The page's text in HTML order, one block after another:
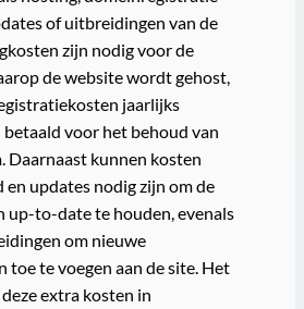
of uitbreidingen van de
zijn nodig voor de
de website wordt gehost,
jaarlijks
voor het behoud van
Daarnaast kunnen kosten
updates nodig zijn om de
up-to-date te houden, evenals
om nieuwe
te voegen aan de site. Het
extra kosten in